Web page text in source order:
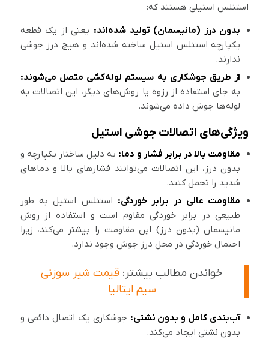
استنلس استیلی هستند که:
بدون درز (مانیسمان) تولید شده‌اند: یعنی از یک قطعه
یکپارچه استنلس استیل ساخته شده‌اند و هیچ درز جوشی
ندارند.
از طریق جوشکاری به سیستم لوله‌کشی متصل می‌شوند:
به جای استفاده از رزوه یا روش‌های دیگر، این اتصالات به
لوله‌ها جوش داده می‌شوند.
ویژگی‌های اتصالات جوشی استیل
مقاومت بالا در برابر فشار و دما: به دلیل ساختار یکپارچه و
بدون درز، این اتصالات می‌توانند فشارهای بالا و دماهای
شدید را تحمل کنند.
مقاومت عالی در برابر خوردگی: استنلس استیل به طور
طبیعی در برابر خوردگی مقاوم است و استفاده از روش
مانیسمان (بدون درز) این مقاومت را بیشتر می‌کند، زیرا
احتمال خوردگی در محل درز جوش وجود ندارد.
خواندن مطالب بیشتر: قیمت شیر سوزنی
سیم ایتالیا
آب‌بندی کامل و بدون نشتی: جوشکاری یک اتصال دائمی و
بدون نشتی ایجاد می‌کند.